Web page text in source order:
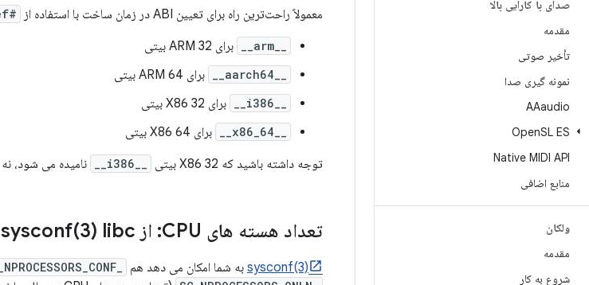
صدای با کارایی بالا
مقدمه
تأخیر صوتی
نمونه گیری صدا
AAaudio
OpenSL ES
Native MIDI API
منابع اضافی
ولکان
مقدمه
شروع به کار
معمولاً راحت‌ترین راه برای تعیین ABI در زمان ساخت با استفاده از #ifdef
برای ARM 32 بیتی
برای ARM 64 بیتی
برای X86 32 بیتی
برای X86 64 بیتی
توجه داشته باشید که X86 32 بیتی
نامیده می شود، نه
تعداد هسته های CPU: از sysconf(3) libc استفاده کنید
sysconf(3) به شما امکان می دهد هم